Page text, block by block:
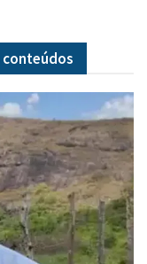
conteúdos